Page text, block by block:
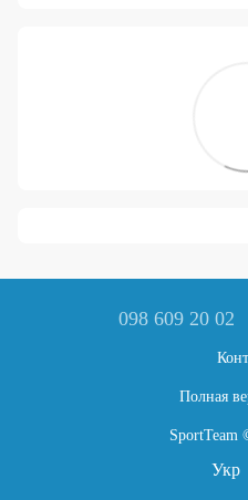
098 609 20 02
Полная
SportTeam
Укр